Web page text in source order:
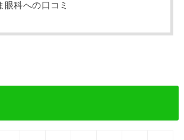
眼科への口コミ